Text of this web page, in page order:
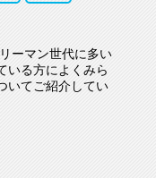
ーマン世代に多い
いる方によくみら
いてご紹介してい